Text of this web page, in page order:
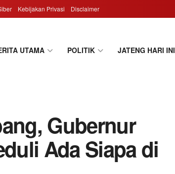
Kebijakan Privasi Disclaimer
UTAMA POLITIK JATENG HARI INI
Gubernur
Ada Siapa di